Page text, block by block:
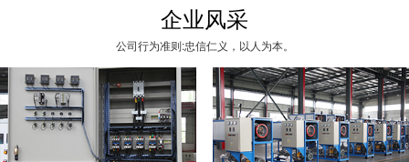
企业风采
公司行为准则:忠信仁义，以人为本。